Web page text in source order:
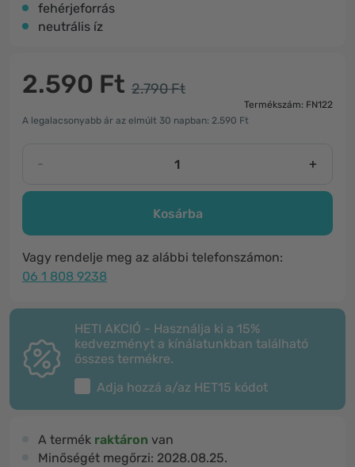
fehérjeforrás
neutrális íz
2.590 Ft 2.790 Ft
Termékszám: FN122
A legalacsonyabb ár az elmúlt 30 napban: 2.590 Ft
- +
Kosárba
Vagy rendelje meg az alábbi telefonszámon:
06 1 808 9238
HETI AKCIÓ - Használja ki a 15%
kedvezményt a kínálatunkban található
összes termékre.
Adja hozzá a/az HET15 kódot
A termék raktáron van
Minőségét megőrzi: 2028.08.25.